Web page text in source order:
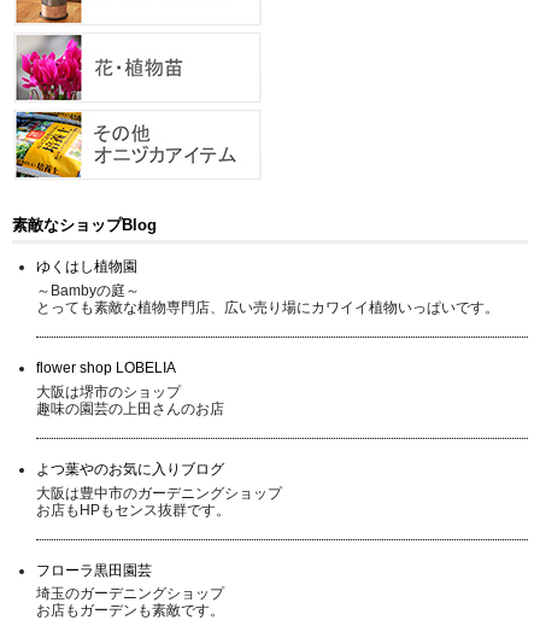
素敵なショップBlog
ゆくはし植物園
～Bambyの庭～
とっても素敵な植物専門店、広い売り場にカワイイ植物いっぱいです。
flower shop LOBELIA
大阪は堺市のショップ
趣味の園芸の上田さんのお店
よつ葉やのお気に入りブログ
大阪は豊中市のガーデニングショップ
お店もHPもセンス抜群です。
フローラ黒田園芸
埼玉のガーデニングショップ
お店もガーデンも素敵です。